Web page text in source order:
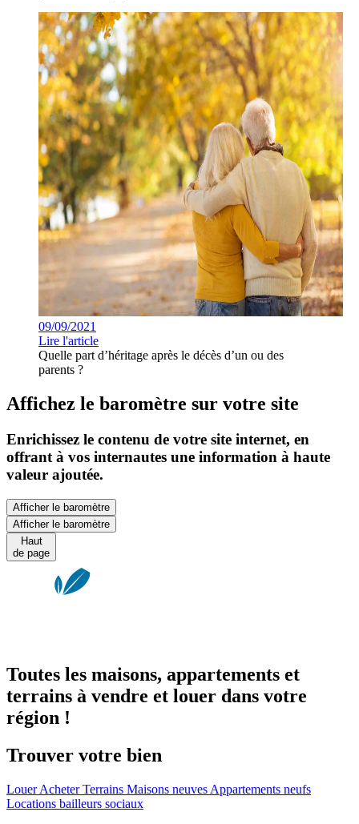
09/09/2021
Lire l'article
Quelle part d’héritage après le décès d’un ou des
parents ?
Affichez le baromètre sur votre site
Enrichissez le contenu de votre site internet, en
offrant à vos internautes une information à haute
valeur ajoutée.
Afficher le baromètre
Afficher le baromètre
Haut
de page
Toutes les maisons, appartements et
terrains à vendre et louer dans votre
région !
Trouver votre bien
LouerAcheterTerrains Maisons neuves Appartements neufs
Locations bailleurs sociaux